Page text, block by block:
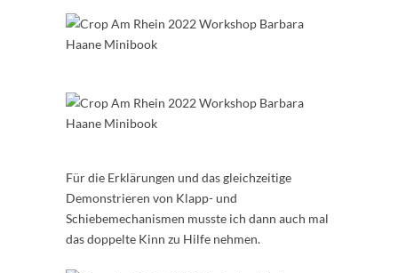
Für die Erklärungen und das gleichzeitige
Demonstrieren von Klapp- und
Schiebemechanismen musste ich dann auch mal
das doppelte Kinn zu Hilfe nehmen.